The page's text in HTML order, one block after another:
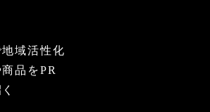
域活性化
品をPR